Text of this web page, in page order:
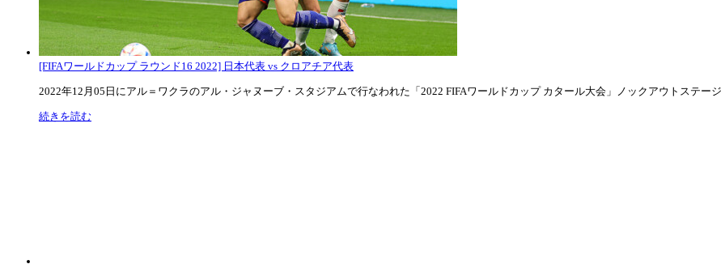
[FIFAワールドカップ ラウンド16 2022] 日本代表 vs クロアチア代表
2022年12月05日にアル＝ワクラのアル・ジャヌーブ・スタジアムで行なわれた「2022 FIFAワールドカップ カタール大会」ノックアウトステージ
続きを読む